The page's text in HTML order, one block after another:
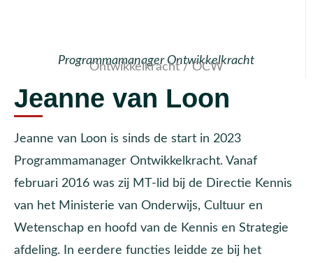
Programmamanager Ontwikkelkracht
Ontwikkelkracht / OCW
Jeanne van Loon
Jeanne van Loon is sinds de start in 2023
Programmamanager Ontwikkelkracht. Vanaf
februari 2016 was zij MT-lid bij de Directie Kennis
van het Ministerie van Onderwijs, Cultuur en
Wetenschap en hoofd van de Kennis en Strategie
afdeling. In eerdere functies leidde ze bij het